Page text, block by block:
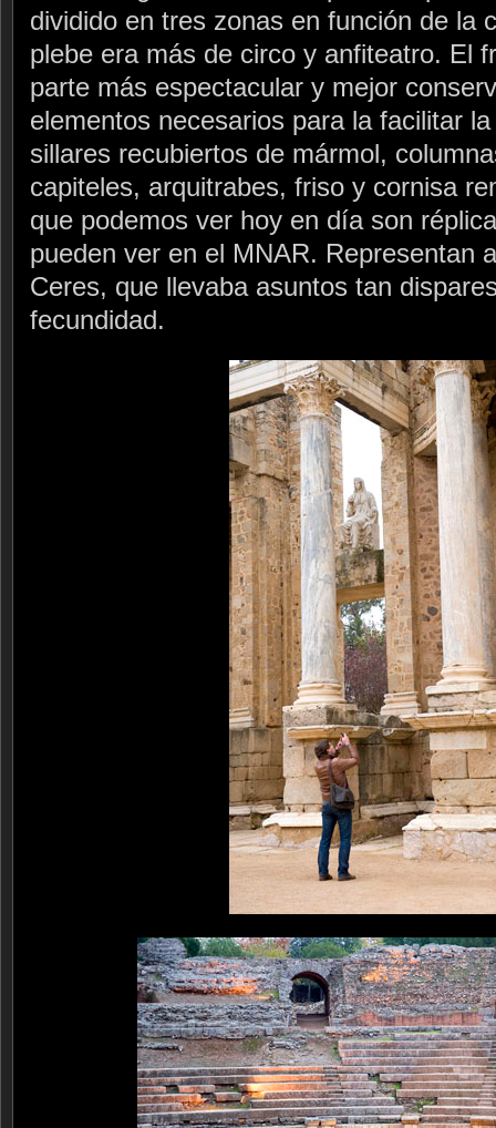
dividido en tres zonas en función de la
plebe era más de circo y anfiteatro. El
parte más espectacular y mejor
elementos necesarios para la facilitar
sillares recubiertos de mármol,
capiteles, arquitrabes, friso y cornisa
que podemos ver hoy en día son
pueden ver en el MNAR. Representan
Ceres, que llevaba asuntos tan
fecundidad.